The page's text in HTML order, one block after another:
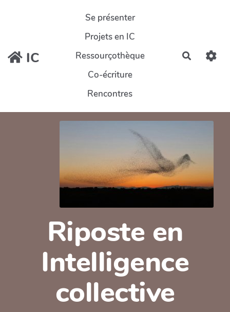
Aller au contenu principal
IC
Se présenter
Projets en IC
Ressourçothèque
Co-écriture
Rencontres
Riposte en
Intelligence
collective